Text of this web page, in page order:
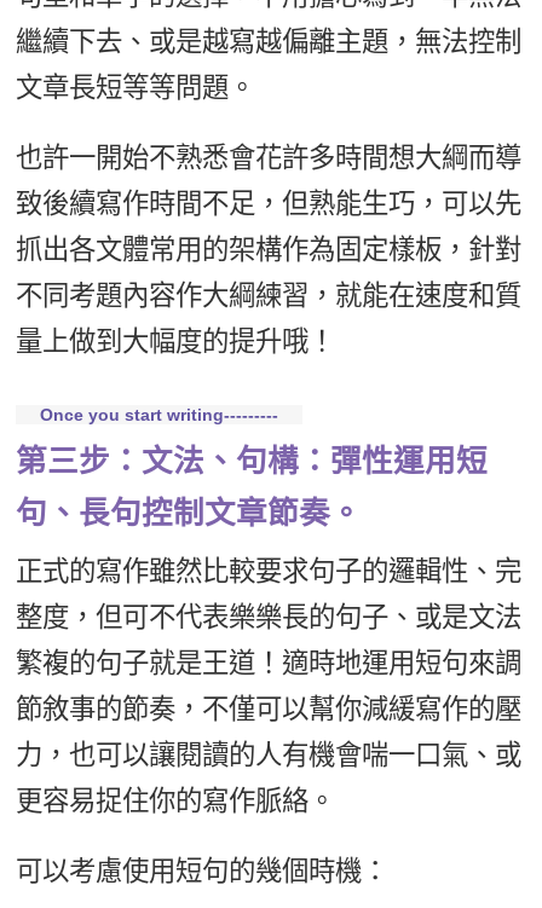
繼續下去、或是越寫越偏離主題，無法控制
文章長短等等問題。
也許一開始不熟悉會花許多時間想大綱而導
致後續寫作時間不足，但熟能生巧，可以先
抓出各文體常用的架構作為固定樣板，針對
不同考題內容作大綱練習，就能在速度和質
量上做到大幅度的提升哦！
Once you start writing---------
第三步：文法、句構：彈性運用短
句、長句控制文章節奏。
正式的寫作雖然比較要求句子的邏輯性、完
整度，但可不代表樂樂長的句子、或是文法
繁複的句子就是王道！適時地運用短句來調
節敘事的節奏，不僅可以幫你減緩寫作的壓
力，也可以讓閱讀的人有機會喘一口氣、或
更容易捉住你的寫作脈絡。
可以考慮使用短句的幾個時機：